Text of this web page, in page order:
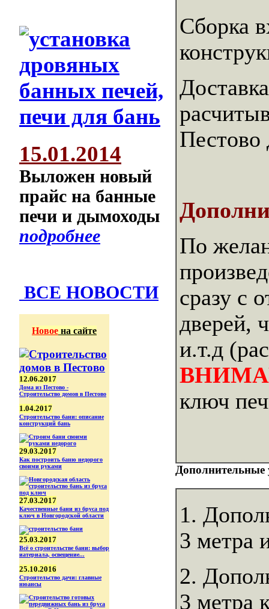
15.01.2014
Выложен новый
прайс на банные
печи и дымоходы
подробнее
ВСЕ НОВОСТИ
Новое на сайте
12.06.2017
Дома из Пестово -
Строительство домов в Пестово
1.04.2017
Строительство бани: описание
конструкций бань
29.03.2017
Как построить баню недорого
своими руками
27.03.2017
Качественные бани из бруса под
ключ в Новгородской области
25.03.2017
Всё о строительстве бани: выбор
иатериала, освещение...
25.10.2016
Строительство дачи: главные
нюансы
Сборка
Пестово
По
сразу с
дверей,
и.т.д
ключ
Дополнительные
1.
3 метра
2.
3 метра